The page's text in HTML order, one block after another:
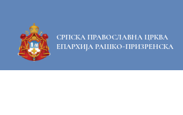
СРПСКА ПРАВОСЛАВНА ЦРКВА
ЕПАРХИЈА РАШКО-ПРИЗРЕНСКА